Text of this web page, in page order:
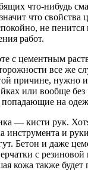
что-нибудь
что
не
работ.
с цементным
все же
причине, нужно
или вообще
на
— кисти рук.
инструмента и
Бетон и даже
с
кожа также будет